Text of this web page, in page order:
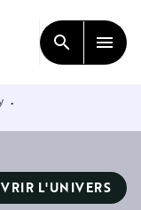
search menu
•
L'UNIVERS